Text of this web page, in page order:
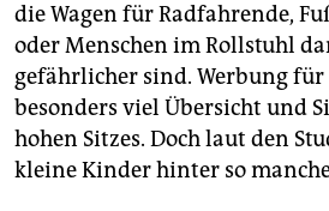
die Wagen für Radfahrende,
oder Menschen im Rollstuhl
gefährlicher sind. Werbung für
besonders viel Übersicht und
hohen Sitzes. Doch laut den
kleine Kinder hinter so